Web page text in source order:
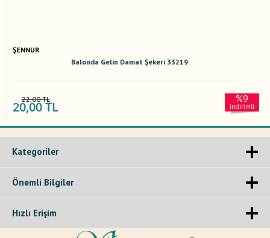
ŞENNUR
Balonda Gelin Damat Şekeri 33219
22,00 TL
20,00 TL
%9
indirimli
Kategoriler
Önemli Bilgiler
Hızlı Erişim